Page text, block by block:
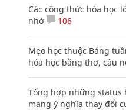
Các công thức hóa học
nhớ
106
Mẹo học thuộc Bảng
hóa học bằng thơ, câu
Tổng hợp những status
mang ý nghĩa thay đổi